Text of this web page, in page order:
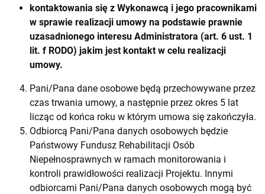
kontaktowania się z Wykonawcą i jego pracownikami
w sprawie realizacji umowy na podstawie prawnie
uzasadnionego interesu Administratora (art. 6 ust. 1
lit. f RODO) jakim jest kontakt w celu realizacji
umowy.
Pani/Pana dane osobowe będą przechowywane przez
czas trwania umowy, a następnie przez okres 5 lat
licząc od końca roku w którym umowa się zakończyła.
Odbiorcą Pani/Pana danych osobowych będzie
Państwowy Fundusz Rehabilitacji Osób
Niepełnosprawnych w ramach monitorowania i
kontroli prawidłowości realizacji Projektu. Innymi
odbiorcami Pani/Pana danych osobowych mogą być